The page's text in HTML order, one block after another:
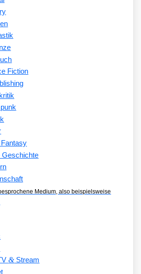
Fiction
Geschichte
Medium, also beispielsweise
&Stream